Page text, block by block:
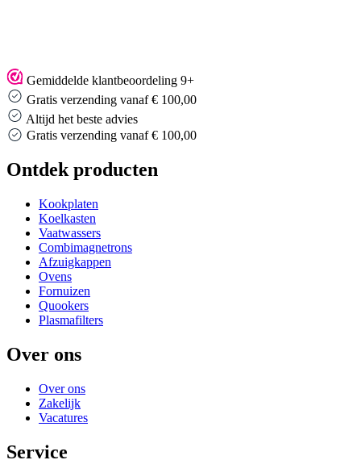
Gemiddelde klantbeoordeling 9+
Gratis verzending vanaf € 100,00
Altijd het beste advies
Altijd het beste advies
Ontdek producten
Kookplaten
Koelkasten
Vaatwassers
Combimagnetrons
Afzuigkappen
Ovens
Fornuizen
Quookers
Plasmafilters
Over ons
Over ons
Zakelijk
Vacatures
Service